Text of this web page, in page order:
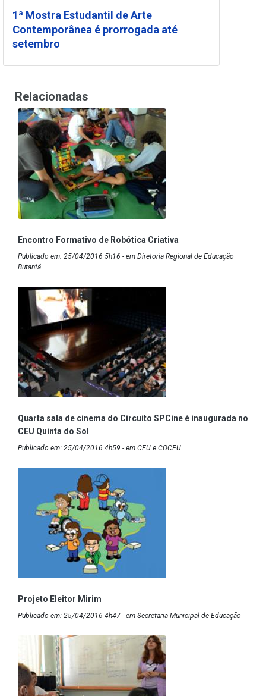
1ª Mostra Estudantil de Arte
Contemporânea é prorrogada até
setembro
Relacionadas
Encontro Formativo de Robótica Criativa
Publicado em: 25/04/2016 5h16 - em Diretoria Regional de Educação
Butantã
Quarta sala de cinema do Circuito SPCine é inaugurada no
CEU Quinta do Sol
Publicado em: 25/04/2016 4h59 - em CEU e COCEU
Projeto Eleitor Mirim
Publicado em: 25/04/2016 4h47 - em Secretaria Municipal de Educação